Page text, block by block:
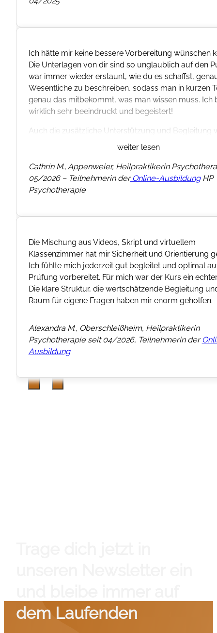
Ich hätte mir keine bessere Vorbereitung wünschen
Die Unterlagen von dir sind so unglaublich auf den
war immer wieder erstaunt, wie du es schaffst,
Wesentliche zu beschreiben, sodass man in kurzen
genau das mitbekommt, was man wissen muss. Ich
wirklich sehr beeindruckt und begeistert!
Auch die zusätzliche Unterstützung und Begleitung
der Lernphase hat mir unglaublich geholfen. Ohne
Ich wurde immer wieder motiviert, ermutigt und
– gerade in schwierigeren Zeiten hat mir das sehr
weiter lesen
Cathrin M., Appenweier, Heilpraktikerin
05/2026 – Teilnehmerin derOnline-AusbildungHP
Psychotherapie
Die Mischung aus Videos, Skript und virtuellem
Klassenzimmer hat mir Sicherheit und Orientierung
Ich fühlte mich jederzeit gut begleitet und optimal
Prüfung vorbereitet. Für mich war der Kurs ein
Die klare Struktur, die wertschätzende Begleitung
Raum für eigene Fragen haben mir enorm geholfen.
Alexandra M., Oberschleißheim, Heilpraktikerin
Psychotherapie seit 04/2026, Teilnehmerin der
Ausbildung
dem Laufenden